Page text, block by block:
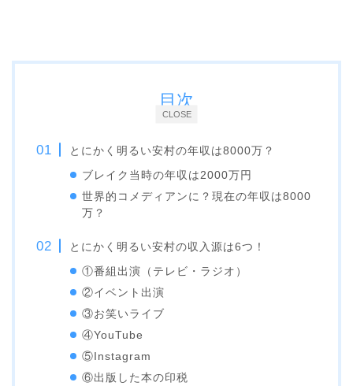
CLOSE
目次
とにかく明るい安村の年収は8000万？
ブレイク当時の年収は2000万円
世界的コメディアンに？現在の年収は8000
万？
とにかく明るい安村の収入源は6つ！
①番組出演（テレビ・ラジオ）
②イベント出演
③お笑いライブ
④YouTube
⑤Instagram
⑥出版した本の印税